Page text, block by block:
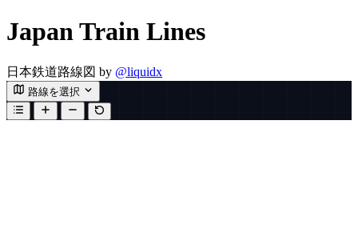
Japan Train Lines
日本鉄道路線図 by @liquidx
路線を選択